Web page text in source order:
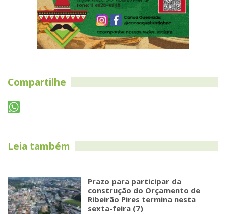
Compartilhe
Leia também
Prazo para participar da
construção do Orçamento de
Ribeirão Pires termina nesta
sexta-feira (7)